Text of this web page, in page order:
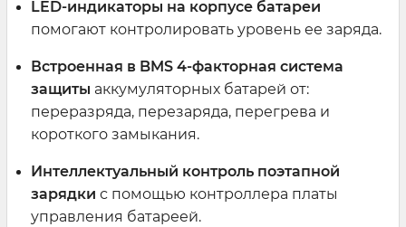
LED-индикаторы на корпусе батареи
помогают контролировать уровень ее заряда.
Встроенная в BMS 4-факторная система
защиты аккумуляторных батарей от:
переразряда, перезаряда, перегрева и
короткого замыкания.
Интеллектуальный контроль поэтапной
зарядки с помощью контроллера платы
управления батареей.